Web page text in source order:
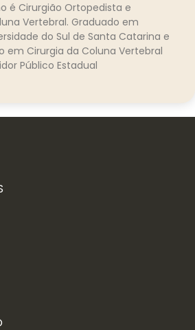
é Cirurgião Ortopedista e
Vertebral. Graduado em
do Sul de Santa Catarina e
em Cirurgia da Coluna Vertebral
Público Estadual